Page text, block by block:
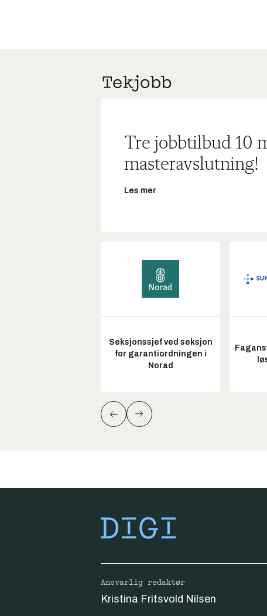
Tre jobbtilbud 10
masteravslutning!
Les mer
Seksjonssjef ved seksjon
for garantiordningen i
Norad
Ansvarlig redaktør
Kristina Fritsvold Nilsen